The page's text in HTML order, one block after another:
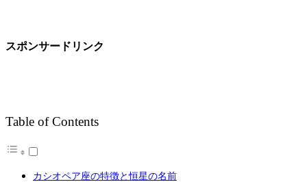
スポンサードリンク
Table of Contents
カシオペア座の特徴と恒星の名前